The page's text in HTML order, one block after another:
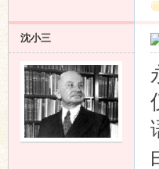
沈小三